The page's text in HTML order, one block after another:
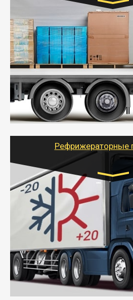
Транспорт:
Газель (1,5 и 3 тонны),
10 тонн
от 5000 руб.
- Экономный способ доставить
другой город - догрузом или
грузоперевозки для физлиц,
дешевле.
- Тайгер Логистик организует
крупногабаритных и личных
для погрузочно-разгрузочных
Рефрижераторные
Газель (1,5 и 3 тонны),
10 тонн
от 6000
- Рефрижераторные перевозки
соблюдением
термописцем, санитарной
книжкой у водителя.
- Тайгер Логистик поможет
скоропортящиеся продукты в